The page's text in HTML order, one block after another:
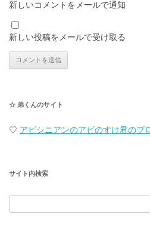
新しいコメントをメールで通知
新しい投稿をメールで受け取る
☆ 弟くんのサイト
♡ アビシニアンのアビのすけ君のブ
サイト内検索
索: